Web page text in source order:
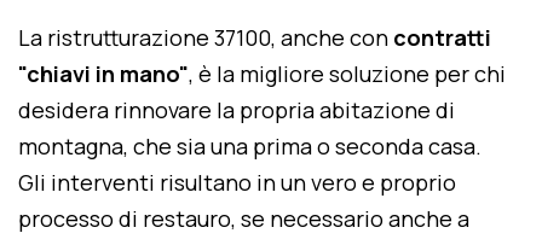
La ristrutturazione 37100, anche con contratti
"chiavi in mano", è la migliore soluzione per chi
desidera rinnovare la propria abitazione di
montagna, che sia una prima o seconda casa.
Gli interventi risultano in un vero e proprio
processo di restauro, se necessario anche a